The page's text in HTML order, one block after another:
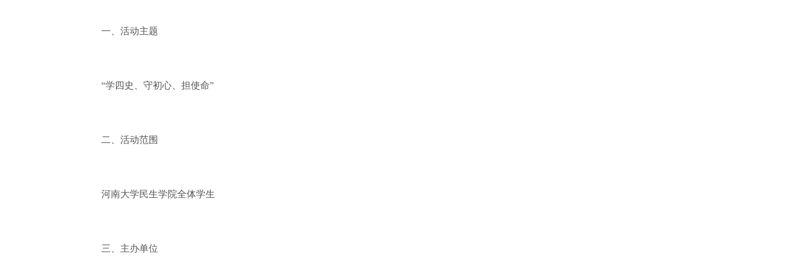
一、活动主题
“学四史、守初心、担使命”
二、活动范围
河南大学民生学院全体学生
三、主办单位